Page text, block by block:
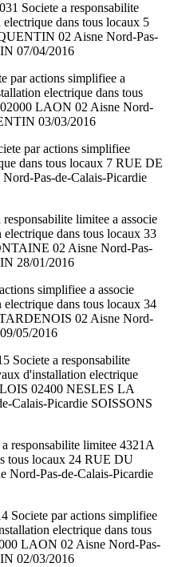
Societe a responsabilite
dans tous locaux 5
02 Aisne Nord-Pas-
07/04/2016
par actions simplifiee a
electrique dans tous
LAON 02 Aisne Nord-
03/03/2016
par actions simplifiee
dans tous locaux 7 RUE DE
Pas-de-Calais-Picardie
limitee a associe
dans tous locaux 33
02 Aisne Nord-Pas-
28/01/2016
simplifiee a associe
dans tous locaux 34
02 Aisne Nord-
05/2016
Societe a responsabilite
d'installation electrique
02400 NESLES LA
Calais-Picardie SOISSONS
responsabilite limitee 4321A
tous locaux 24 RUE DU
Pas-de-Calais-Picardie
Societe par actions simplifiee
electrique dans tous
LAON 02 Aisne Nord-Pas-
02/03/2016